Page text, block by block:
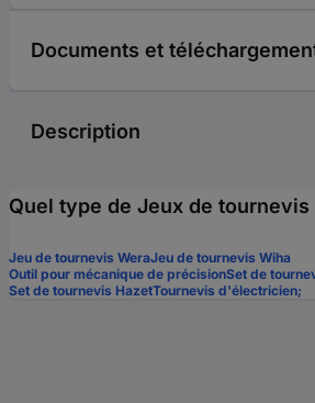
Documents et
Description
Quel type de Jeux de
Jeu de tournevis WeraJeu de tournevis Wiha
Outil pour mécanique de précisionSet de
Set de tournevis HazetTournevis d'électricien;